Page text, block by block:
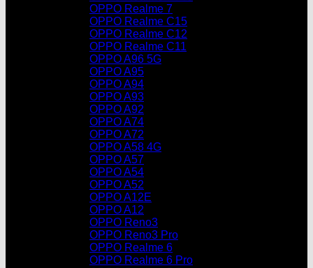
OPPO Realme 7
OPPO Realme C15
OPPO Realme C12
OPPO Realme C11
OPPO A96 5G
OPPO A95
OPPO A94
OPPO A93
OPPO A92
OPPO A74
OPPO A72
OPPO A58 4G
OPPO A57
OPPO A54
OPPO A52
OPPO A12E
OPPO A12
OPPO Reno3
OPPO Reno3 Pro
OPPO Realme 6
OPPO Realme 6 Pro